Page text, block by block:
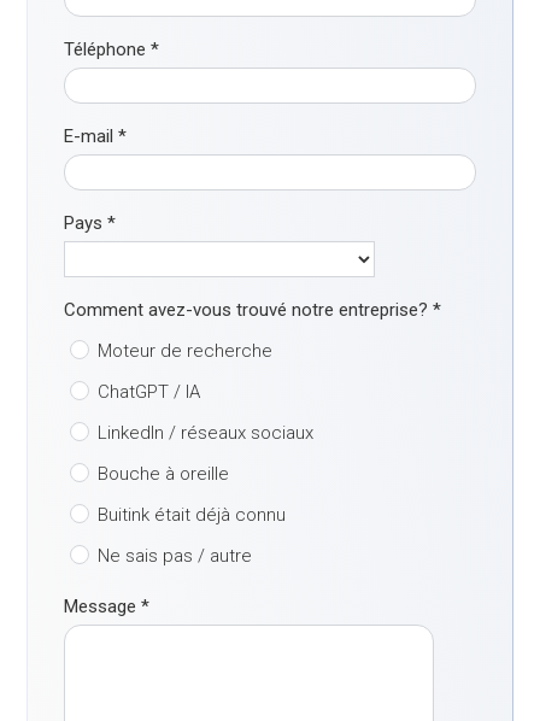
Téléphone*
E-mail*
Pays*
Comment avez-vous trouvé notre entreprise?*
Moteur de recherche
ChatGPT / IA
LinkedIn / réseaux sociaux
Bouche à oreille
Buitink était déjà connu
Ne sais pas / autre
Message*